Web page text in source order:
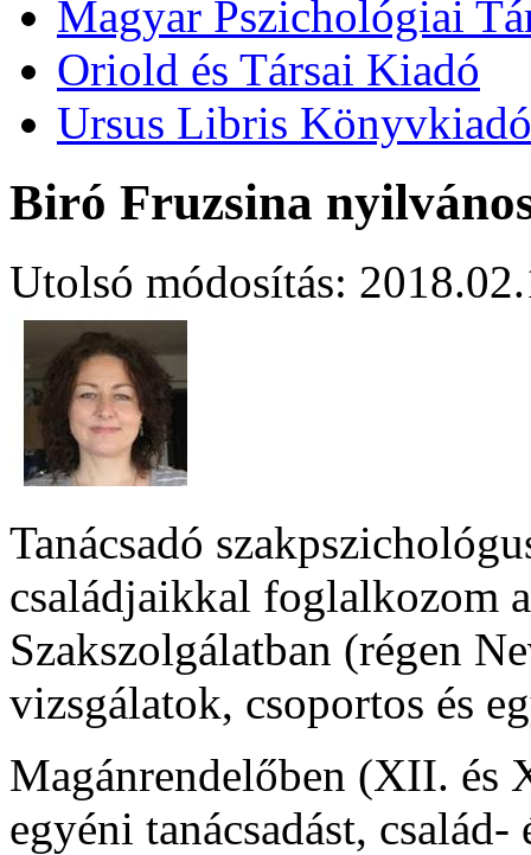
Magyar Pszichológiai
Oriold és Társai Kiadó
Ursus Libris Könyvkiadó
Biró Fruzsina
Utolsó módosítás:
Tanácsadó
családjaikkal foglalkozom
Szakszolgálatban (régen
vizsgálatok, csoportos és
Magánrendelőben (XII. és
egyéni tanácsadást,